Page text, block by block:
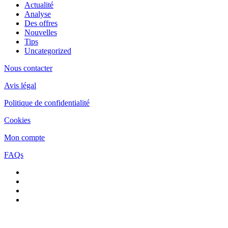
Actualité
Analyse
Des offres
Nouvelles
Tips
Uncategorized
Nous contacter
Avis légal
Politique de confidentialité
Cookies
Mon compte
FAQs